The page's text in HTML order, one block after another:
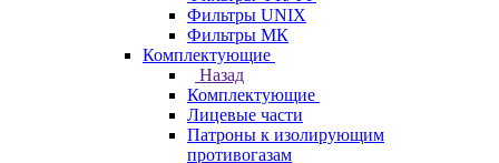
Фильтры UNIX
Фильтры МК
Комплектующие
Назад
Комплектующие
Лицевые части
Патроны к изолирующим
противогазам